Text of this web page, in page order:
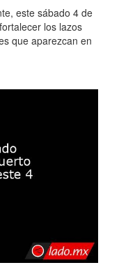
este sábado 4 de
los lazos
que aparezcan en